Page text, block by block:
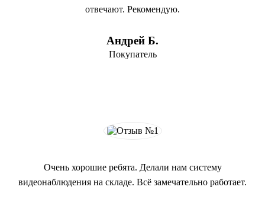
отвечают. Рекомендую.
Андрей Б.
Покупатель
Очень хорошие ребята. Делали нам систему
видеонаблюдения на складе. Всё замечательно работает.